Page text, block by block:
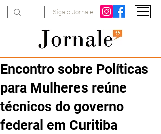
Siga o Jornale
Encontro sobre Políticas
para Mulheres reúne
técnicos do governo
federal em Curitiba